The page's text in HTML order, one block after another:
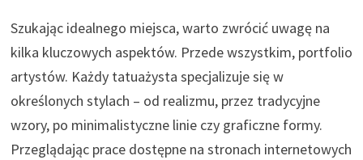
Szukając idealnego miejsca, warto zwrócić uwagę na
kilka kluczowych aspektów. Przede wszystkim, portfolio
artystów. Każdy tatuażysta specjalizuje się w
określonych stylach – od realizmu, przez tradycyjne
wzory, po minimalistyczne linie czy graficzne formy.
Przeglądając prace dostępne na stronach internetowych